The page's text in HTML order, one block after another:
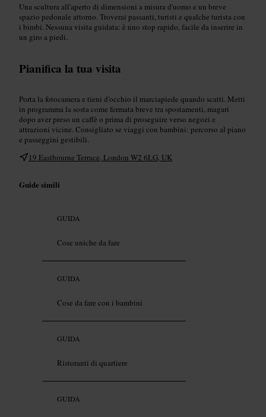
Una scultura all'aperto di dimensioni a misura d'uomo e un breve
spazio pedonale attorno. Troverai passanti, turisti e qualche turista con
i bimbi. Nessuna visita guidata: è uno stop rapido, facile da inserire in
un giro a piedi.
Pianifica la tua visita
Porta la fotocamera e tieni d'occhio il marciapiede quando scatti. Metti
in programma la sosta come fermata breve tra spostamenti, magari
dopo aver preso un caffè o prima di proseguire verso negozi e
attrazioni vicine. Consigliato se viaggi con bambini: percorso al piano
e passeggini gestibili.
19 Eastbourne Terrace, London W2 6LG, UK
Guide simili
GUIDA
Cose uniche da fare
GUIDA
Cose da fare con i bambini
GUIDA
Ristoranti di quartiere
GUIDA